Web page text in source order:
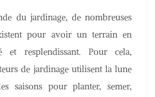
du jardinage, de nombreuses
pour avoir un terrain en
et resplendissant. Pour cela,
de jardinage utilisent la lune
saisons pour planter, semer,